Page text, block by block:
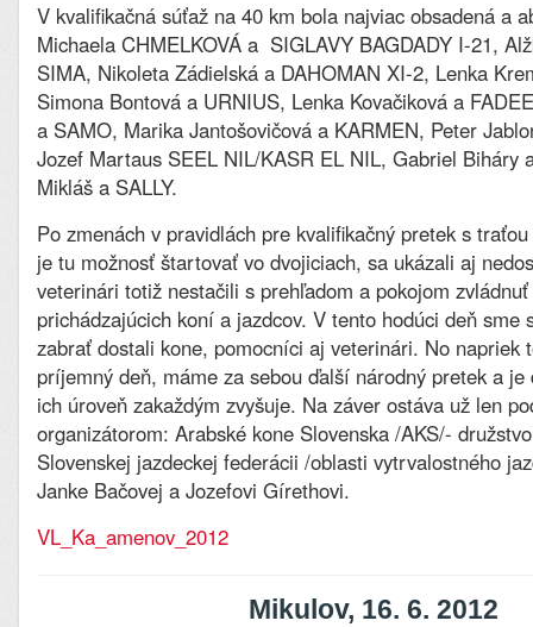
V kvalifikačná súťaž na 40 km bola najviac obsadená a
Michaela CHMELKOVÁ a SIGLAVY BAGDADY I-21,
SIMA, Nikoleta Zádielská a DAHOMAN XI-2, Lenka
Simona Bontová a URNIUS, Lenka Kovačiková a
a SAMO, Marika Jantošovičová a KARMEN, Peter
Jozef Martaus SEEL NIL/KASR EL NIL, Gabriel Biháry
Mikláš a SALLY.
Po zmenách v pravidlách pre kvalifikačný pretek s
je tu možnosť štartovať vo dvojiciach, sa ukázali aj
veterinári totiž nestačili s prehľadom a pokojom
prichádzajúcich koní a jazdcov. V tento hodúci deň sme
zabrať dostali kone, pomocníci aj veterinári. No napriek
príjemný deň, máme za sebou ďalší národný pretek a
ich úroveň zakaždým zvyšuje. Na záver ostáva už len
organizátorom: Arabské kone Slovenska /AKS/-
Slovenskej jazdeckej federácii /oblasti vytrvalostného
Janke Bačovej a Jozefovi Gírethovi.
VL_Ka_amenov_2012
Mikulov, 16. 6. 2012